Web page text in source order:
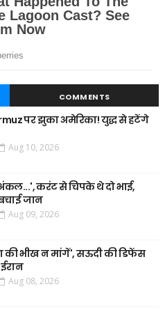
COMMENTS
पर झुका अमेरिका! युद्ध से हटेंगे
Aug 10, 2026
करंट से चिपके थे दो भाई,
जान
Aug 09, 2026
की भीख न मांगें', सऊदी की डिफेंस
Aug 08, 2026